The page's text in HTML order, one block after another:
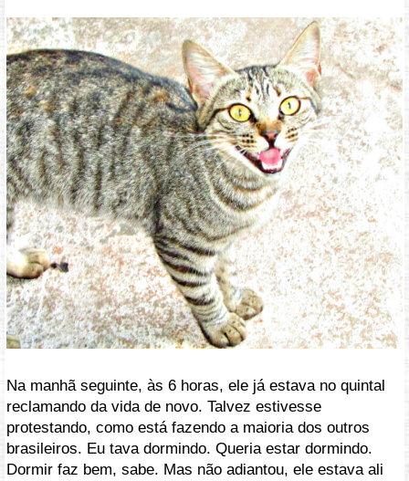
Na manhã seguinte, às 6 horas, ele já estava no quintal
reclamando da vida de novo. Talvez estivesse
protestando, como está fazendo a maioria dos outros
brasileiros. Eu tava dormindo. Queria estar dormindo.
Dormir faz bem, sabe. Mas não adiantou, ele estava ali